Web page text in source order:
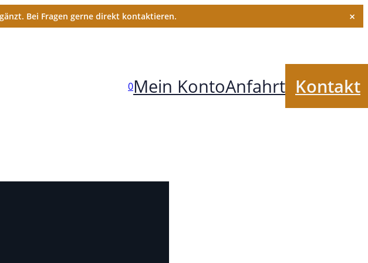
Bei Fragen gerne direkt kontaktieren. ×
0Mein KontoAnfahrt Kontakt